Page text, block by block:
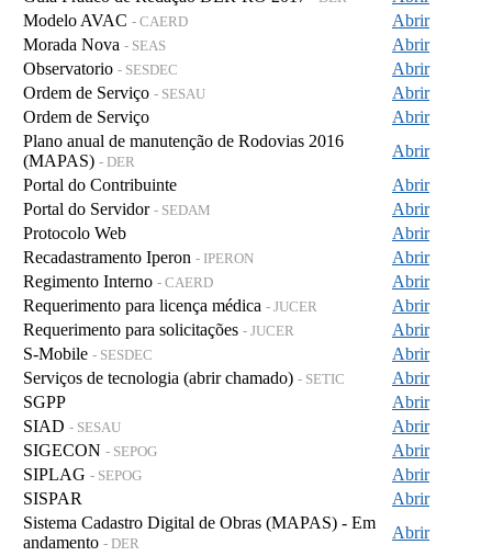
Modelo AVAC - CAERD
Abrir
Morada Nova - SEAS
Abrir
Observatorio - SESDEC
Abrir
Ordem de Serviço - SESAU
Abrir
Ordem de Serviço
Abrir
Plano anual de manutenção de Rodovias 2016
(MAPAS) - DER
Abrir
Portal do Contribuinte
Abrir
Portal do Servidor - SEDAM
Abrir
Protocolo Web
Abrir
Recadastramento Iperon - IPERON
Abrir
Regimento Interno - CAERD
Abrir
Requerimento para licença médica - JUCER
Abrir
Requerimento para solicitações - JUCER
Abrir
S-Mobile - SESDEC
Abrir
Serviços de tecnologia (abrir chamado) - SETIC
Abrir
SGPP
Abrir
SIAD - SESAU
Abrir
SIGECON - SEPOG
Abrir
SIPLAG - SEPOG
Abrir
SISPAR
Abrir
Sistema Cadastro Digital de Obras (MAPAS) - Em
andamento - DER
Abrir